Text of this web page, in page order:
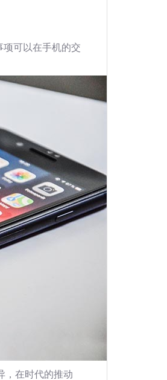
可以在手机的交
，在时代的推动